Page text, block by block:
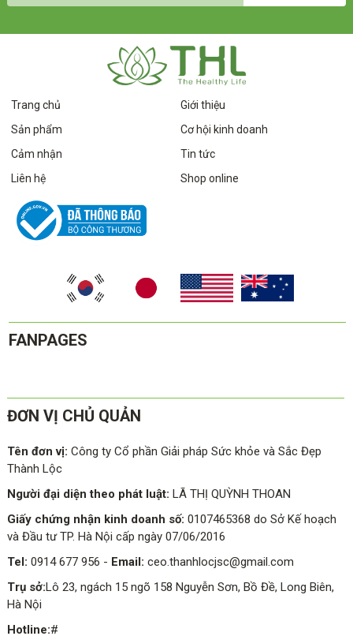
Trang chủ
Giới thiệu
Sản phẩm
Cơ hội kinh doanh
Cảm nhận
Tin tức
Liên hệ
Shop online
FANPAGES
ĐƠN VỊ CHỦ QUẢN
Tên đơn vị:Công ty Cổ phần Giải pháp Sức khỏe và Sắc Đẹp
Thành Lộc
Người đại diện theo phát luật: LÃ THỊ QUỲNH THOAN
Giấy chứng nhận kinh doanh số: 0107465368 do Sở Kế hoạch
và Đầu tư TP. Hà Nội cấp ngày 07/06/2016
Tel:0914 677 956 - Email: ceo.thanhlocjsc@gmail.com
Trụ sở:Lô 23, ngách 15 ngõ 158 Nguyễn Sơn, Bồ Đề, Long Biên,
Hà Nội
Hotline:#